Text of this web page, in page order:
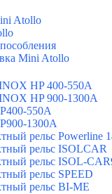
Atollo
Mini Atollo
HP 400-550A
HP 900-1300A
550A
1300A
рельс Powerline
рельс ISOLCAR
рельс ISOL-
рельс SPEED
рельс BI-ME